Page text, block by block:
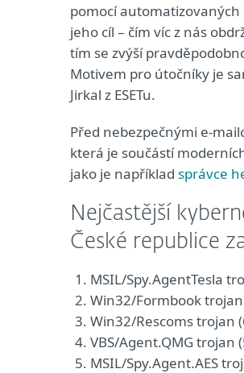
pomocí automatizovaných
jeho cíl – čím víc z nás
tím se zvýší
Motivem pro útočníky je
Jirkal z ESETu.
Před nebezpečnými e-
která je součástí
jako je například správce
Nejčastější
České republice
MSIL/Spy.AgentTesla
Win32/Formbook trojan
Win32/Rescoms trojan
VBS/Agent.QMG trojan
MSIL/Spy.Agent.AES